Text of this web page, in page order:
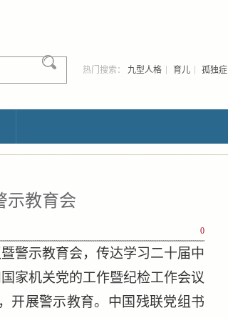
热门搜索： 九型人格 育儿 孤独症
示教育会
0
警示教育会，传达学习二十届中
家机关党的工作暨纪检工作会议
开展警示教育。中国残联党组书